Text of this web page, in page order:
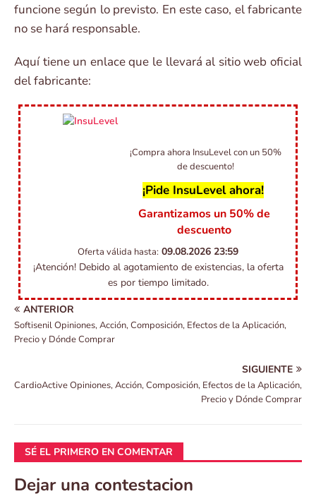
funcione según lo previsto. En este caso, el fabricante
no se hará responsable.
Aquí tiene un enlace que le llevará al sitio web oficial
del fabricante:
¡Compra ahora InsuLevel con un 50%
de descuento!
¡Pide InsuLevel ahora!
Garantizamos un 50% de
descuento
Oferta válida hasta: 09.08.2026 23:59
¡Atención! Debido al agotamiento de existencias, la oferta
es por tiempo limitado.
ANTERIOR
Softisenil Opiniones, Acción, Composición, Efectos de la Aplicación,
Precio y Dónde Comprar
SIGUIENTE
CardioActive Opiniones, Acción, Composición, Efectos de la Aplicación,
Precio y Dónde Comprar
SÉ EL PRIMERO EN COMENTAR
Dejar una contestacion